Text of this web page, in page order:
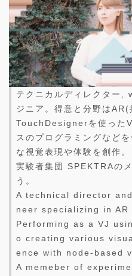
テクニカルディレクター,
ジニア。得意と分野はAR(
TouchDesignerを使った
スのプログラミングなど
な視覚表現や体験を創作。
実験者集団 SPEKTRAの
う。
A technical director
neer specializing in
Performing as a VJ
o creating various
ence with node-based
A memeber of